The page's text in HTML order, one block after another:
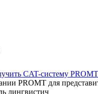
CAT-систему
PROMT для
лингвистич